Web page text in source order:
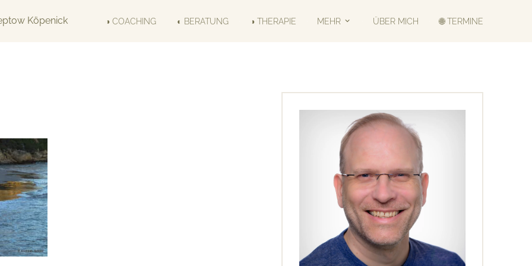
◑ COACHING ◐ BERATUNG ◑ THERAPIE MEHR ÜBER MICH 🌐 TERMINE